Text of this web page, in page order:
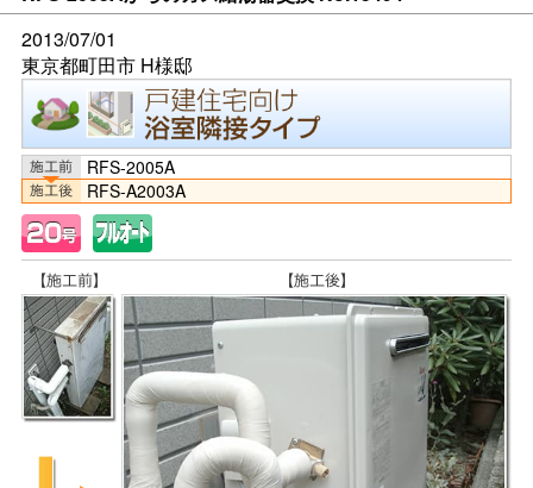
2013/07/01
東京都町田市 H様邸
RFS-2005A
RFS-A2003A